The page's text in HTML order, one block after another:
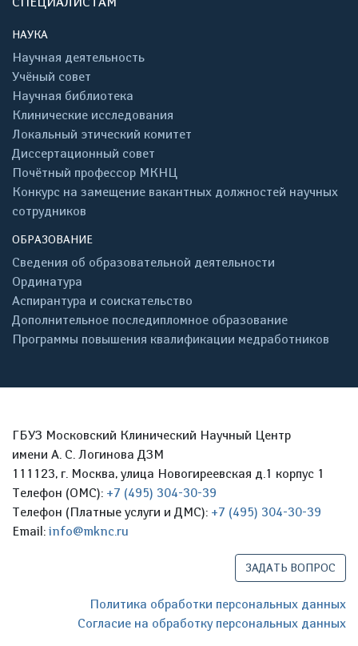
НАУКА
Научная деятельность
Учёный совет
Научная библиотека
Клинические исследования
Локальный этический комитет
Диссертационный совет
Почётный профессор МКНЦ
Конкурс на замещение вакантных должностей научных
сотрудников
ОБРАЗОВАНИЕ
Сведения об образовательной деятельности
Ординатура
Аспирантура и соискательство
Дополнительное последипломное образование
Программы повышения квалификации медработников
ГБУЗ Московский Клинический Научный Центр
имени А. С. Логинова ДЗМ
111123, г. Москва, улица Новогиреевская д.1 корпус 1
Телефон (ОМС): +7 (495) 304-30-39
Телефон (Платные услуги и ДМС): +7 (495) 304-30-39
Email: info@mknc.ru
ЗАДАТЬ ВОПРОС
Политика обработки персональных данных
Согласие на обработку персональных данных